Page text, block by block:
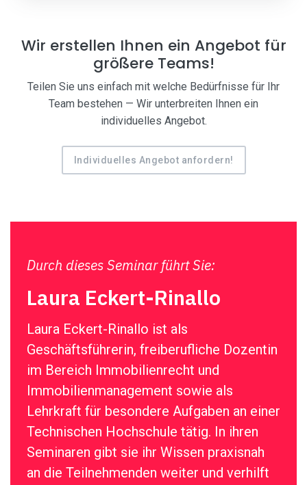
Wir erstellen Ihnen ein Angebot für
größere Teams!
Teilen Sie uns einfach mit welche Bedürfnisse für Ihr
Team bestehen — Wir unterbreiten Ihnen ein
individuelles Angebot.
Individuelles Angebot anfordern!
Durch dieses Seminar führt Sie:
Laura Eckert-Rinallo
Laura Eckert-Rinallo ist als
Geschäftsführerin, freiberufliche Dozentin
im Bereich Immobilienrecht und
Immobilienmanagement sowie als
Lehrkraft für besondere Aufgaben an einer
Technischen Hochschule tätig. In ihren
Seminaren gibt sie ihr Wissen praxisnah
an die Teilnehmenden weiter und verhilft